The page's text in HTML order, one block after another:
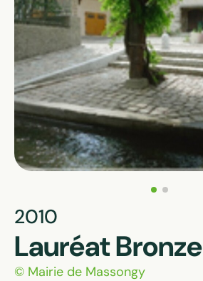
2010
Lauréat Bronze
© Mairie de Massongy